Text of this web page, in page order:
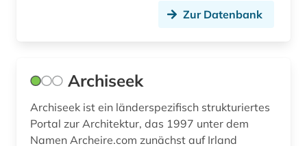
geografie (2)
geotechnik (1)
Zur Datenbank
Archiseek
Archiseek ist ein länderspezifisch strukturiertes
Portal zur Architektur, das 1997 unter dem
Namen Archeire.com zunächst auf Irland